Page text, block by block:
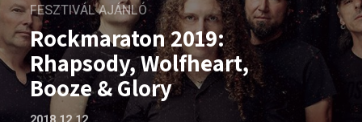
FESZTIVÁL AJÁNLÓ
Rockmaraton 2019:
Rhapsody, Wolfheart,
Booze & Glory